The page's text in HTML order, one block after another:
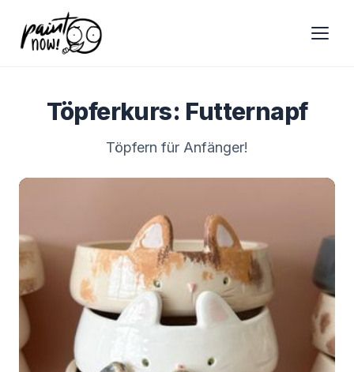
Töpferkurs: Futternapf
Töpfern für Anfänger!